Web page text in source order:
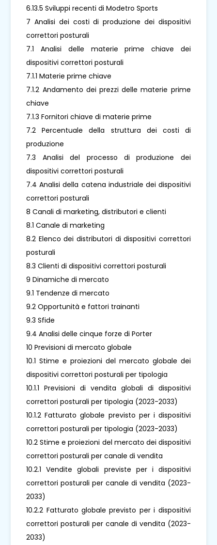
6.13.5 Sviluppi recenti di Modetro Sports
7 Analisi dei costi di produzione dei dispositivi
correttori posturali
7.1 Analisi delle materie prime chiave dei
dispositivi correttori posturali
7.1.1 Materie prime chiave
7.1.2 Andamento dei prezzi delle materie prime
chiave
7.1.3 Fornitori chiave di materie prime
7.2 Percentuale della struttura dei costi di
produzione
7.3 Analisi del processo di produzione dei
dispositivi correttori posturali
7.4 Analisi della catena industriale dei dispositivi
correttori posturali
8 Canali di marketing, distributori e clienti
8.1 Canale di marketing
8.2 Elenco dei distributori di dispositivi correttori
posturali
8.3 Clienti di dispositivi correttori posturali
9 Dinamiche di mercato
9.1 Tendenze di mercato
9.2 Opportunità e fattori trainanti
9.3 Sfide
9.4 Analisi delle cinque forze di Porter
10 Previsioni di mercato globale
10.1 Stime e proiezioni del mercato globale dei
dispositivi correttori posturali per tipologia
10.1.1 Previsioni di vendita globali di dispositivi
correttori posturali per tipologia (2023-2033)
10.1.2 Fatturato globale previsto per i dispositivi
correttori posturali per tipologia (2023-2033)
10.2 Stime e proiezioni del mercato dei dispositivi
correttori posturali per canale di vendita
10.2.1 Vendite globali previste per i dispositivi
correttori posturali per canale di vendita (2023-
2033)
10.2.2 Fatturato globale previsto per i dispositivi
correttori posturali per canale di vendita (2023-
2033)